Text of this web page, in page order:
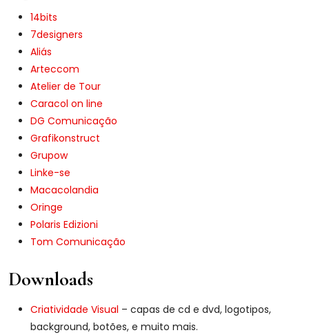
14bits
7designers
Aliás
Arteccom
Atelier de Tour
Caracol on line
DG Comunicação
Grafikonstruct
Grupow
Linke-se
Macacolandia
Oringe
Polaris Edizioni
Tom Comunicação
Downloads
Criatividade Visual – capas de cd e dvd, logotipos,
background, botões, e muito mais.